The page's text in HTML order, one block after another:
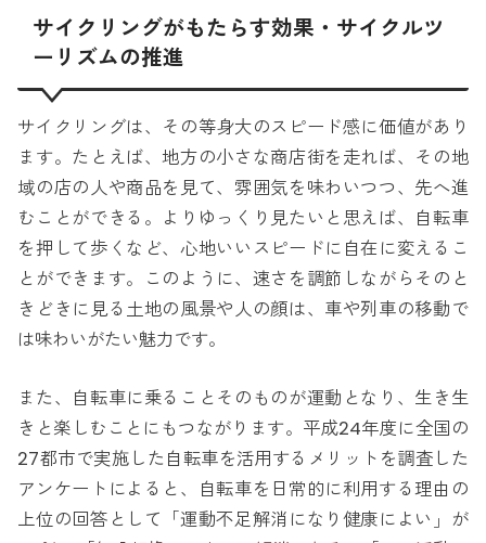
サイクリングがもたらす効果・サイクルツ
ーリズムの推進
サイクリングは、その等身大のスピード感に価値があり
ます。たとえば、地方の小さな商店街を走れば、その地
域の店の人や商品を見て、雰囲気を味わいつつ、先へ進
むことができる。よりゆっくり見たいと思えば、自転車
を押して歩くなど、心地いいスピードに自在に変えるこ
とができます。このように、速さを調節しながらそのと
きどきに見る土地の風景や人の顔は、車や列車の移動で
は味わいがたい魅力です。
また、自転車に乗ることそのものが運動となり、生き生
きと楽しむことにもつながります。平成24年度に全国の
27都市で実施した自転車を活用するメリットを調査した
アンケートによると、自転車を日常的に利用する理由の
上位の回答として「運動不足解消になり健康によい」が